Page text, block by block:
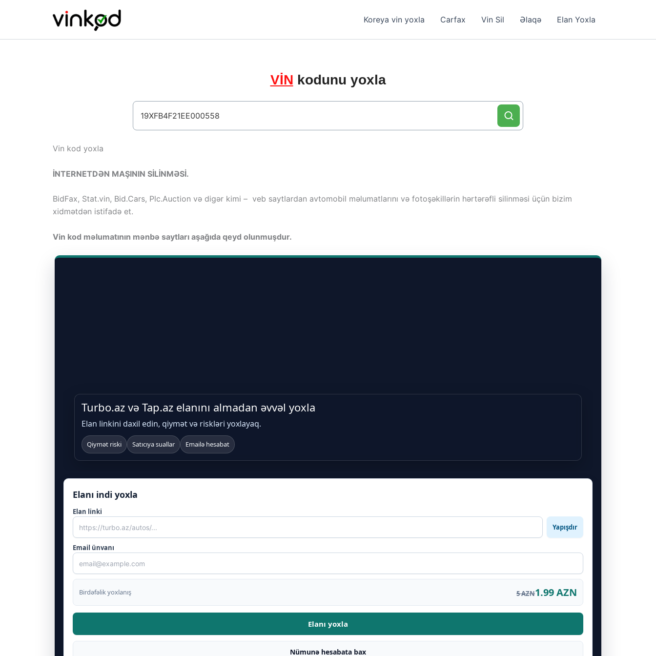
Koreya vin yoxla Carfax Vin Sil Əlaqə Elan Yoxla
VİN kodunu yoxla
Vin kod yoxla
İNTERNETDƏN MAŞININ SİLİNMƏSİ.
BidFax, Stat.vin, Bid.Cars, Plc.Auction və digər kimi – veb saytlardan avtomobil məlumatlarını və fotoşəkillərin hərtərəfli silinməsi üçün bizim
xidmətdən istifadə et.
Vin kod məlumatının mənbə saytları aşağıda qeyd olunmuşdur.
Turbo.az və Tap.az elanını almadan əvvəl yoxla
Elan linkini daxil edin, qiymət və riskləri yoxlayaq.
Qiymət riski Satıcıya suallar Emailə hesabat
Elanı indi yoxla
Elan linki
Yapışdır
Email ünvanı
Birdəfəlik yoxlanış 5 AZN1.99 AZN
Elanı yoxla
Nümunə hesabata bax